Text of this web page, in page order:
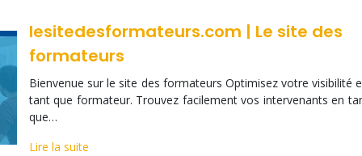
lesitedesformateurs.com | Le site des
formateurs
Bienvenue sur le site des formateurs Optimisez votre visibilité
tant que formateur. Trouvez facilement vos intervenants en
que…
Lire la suite